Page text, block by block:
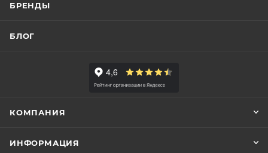
БРЕНДЫ
БЛОГ
КОМПАНИЯ
ИНФОРМАЦИЯ